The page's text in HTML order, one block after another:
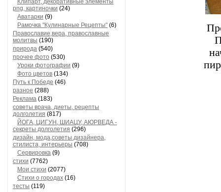
Клипарт, декоративные элементы
png, картиночки (24)
Аватарки (9)
Рамочка "Кулинарные Рецепты" (6)
Православие,вера, православные
молитвы (190)
природа (540)
прочее фото (530)
Уроки фотографии (9)
Фото цветов (134)
Путь к Победе (46)
разное (288)
Реклама (183)
советы врача, диеты, рецепты
долголетия (817)
ЙОГА, ЦИГУН, ШИАЦУ, АЮРВЕДА -
секреты долголетия (296)
дизайн, мода,советы дизайнера,
стилиста, интерьеры (708)
Сервировка (9)
стихи (7762)
Мои стихи (2077)
Стихи о городах (16)
тесты (119)